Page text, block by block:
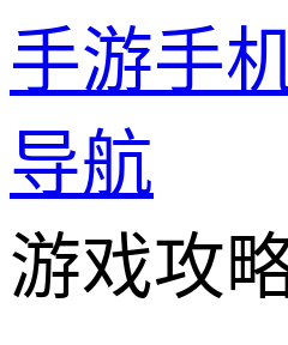
手游手
导航
游戏攻